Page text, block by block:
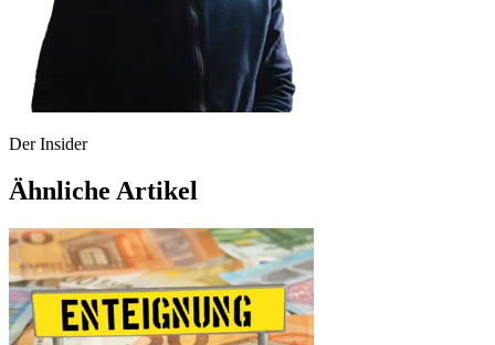
Der Insider
Ähnliche Artikel